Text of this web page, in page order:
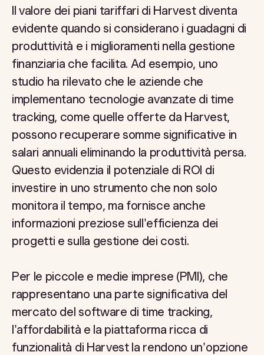
Il valore dei piani tariffari di Harvest diventa
evidente quando si considerano i guadagni di
produttività e i miglioramenti nella gestione
finanziaria che facilita. Ad esempio, uno
studio ha rilevato che le aziende che
implementano tecnologie avanzate di time
tracking, come quelle offerte da Harvest,
possono recuperare somme significative in
salari annuali eliminando la produttività persa.
Questo evidenzia il potenziale di ROI di
investire in uno strumento che non solo
monitora il tempo, ma fornisce anche
informazioni preziose sull'efficienza dei
progetti e sulla gestione dei costi.
Per le piccole e medie imprese (PMI), che
rappresentano una parte significativa del
mercato del software di time tracking,
l'affordabilità e la piattaforma ricca di
funzionalità di Harvest la rendono un'opzione